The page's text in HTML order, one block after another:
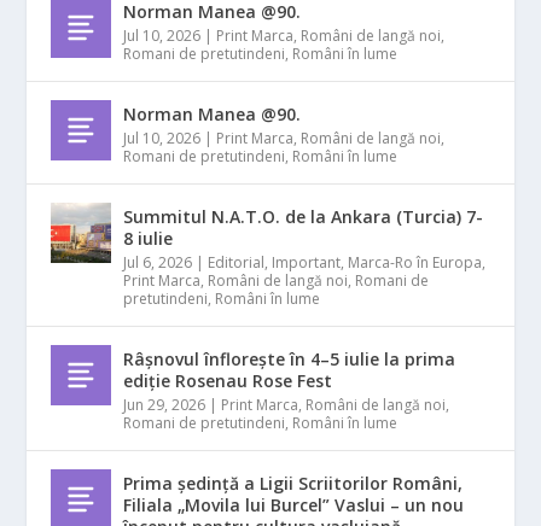
Norman Manea @90.
Jul 10, 2026 | Print Marca, Români de langă noi,
Romani de pretutindeni, Români în lume
Norman Manea @90.
Jul 10, 2026 | Print Marca, Români de langă noi,
Romani de pretutindeni, Români în lume
Summitul N.A.T.O. de la Ankara (Turcia) 7-
8 iulie
Jul 6, 2026 | Editorial, Important, Marca-Ro în Europa,
Print Marca, Români de langă noi, Romani de
pretutindeni, Români în lume
Râșnovul înflorește în 4–5 iulie la prima
ediție Rosenau Rose Fest
Jun 29, 2026 | Print Marca, Români de langă noi,
Romani de pretutindeni, Români în lume
Prima ședință a Ligii Scriitorilor Români,
Filiala „Movila lui Burcel” Vaslui – un nou